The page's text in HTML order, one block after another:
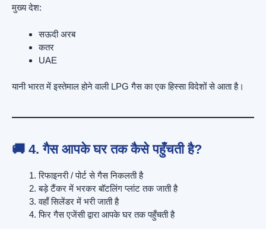
मुख्य देश:
सऊदी अरब
कतर
UAE
यानी भारत में इस्तेमाल होने वाली LPG गैस का एक हिस्सा विदेशों से आता है।
🚚 4. गैस आपके घर तक कैसे पहुँचती है?
रिफाइनरी / पोर्ट से गैस निकलती है
बड़े टैंकर में भरकर बॉटलिंग प्लांट तक जाती है
वहाँ सिलेंडर में भरी जाती है
फिर गैस एजेंसी द्वारा आपके घर तक पहुँचती है